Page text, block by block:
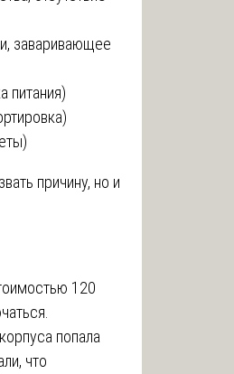
заваривающее
питания)
причину, но и
120
попала
что